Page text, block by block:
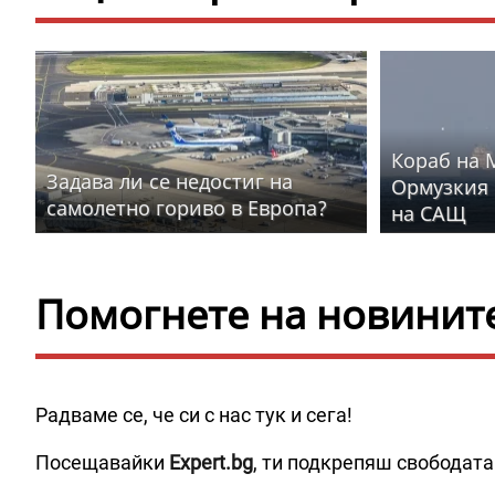
Задава ли се недостиг на
самолетно гориво в Европа?
Кораб на
Ормузкия
на САЩ
Помогнете на
Радваме се, че си с нас тук и сега!
Посещавайки Expert.bg, ти подкрепяш